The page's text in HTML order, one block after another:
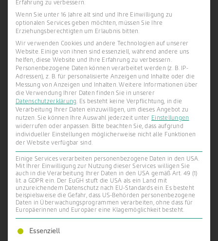
WALTER FRIES Business Talk Halbjahr 2023
WALTER FRIES GRUPPE
Halbjahresmeeting und Betriebsausflug 2023
Erfahrung zu verbessern.
Wenn Sie unter 16 Jahre alt sind und Ihre Einwilligung zu
optionalen Services geben möchten, müssen Sie Ihre
Erziehungsberechtigten um Erlaubnis bitten.
Wir verwenden Cookies und andere Technologien auf unserer
Website. Einige von ihnen sind essenziell, während andere uns
helfen, diese Website und Ihre Erfahrung zu verbessern.
Personenbezogene Daten können verarbeitet werden (z. B. IP-
Adressen), z. B. für personalisierte Anzeigen und Inhalte oder die
Messung von Anzeigen und Inhalten. Weitere Informationen über
die Verwendung Ihrer Daten finden Sie in unserer
Datenschutzerklärung. Es besteht keine Verpflichtung, in die
Verarbeitung Ihrer Daten einzuwilligen, um dieses Angebot zu
nutzen. Sie können Ihre Auswahl jederzeit unter Einstellungen
widerrufen oder anpassen. Bitte beachten Sie, dass aufgrund
individueller Einstellungen möglicherweise nicht alle Funktionen
der Website verfügbar sind.
Einige Services verarbeiten personenbezogene Daten in den USA.
Mit Ihrer Einwilligung zur Nutzung dieser Services willigen Sie
auch in die Verarbeitung Ihrer Daten in den USA gemäß Art. 49 (1)
lit. a GDPR ein. Der EuGH stuft die USA als ein Land mit
unzureichendem Datenschutz nach EU-Standards ein. Es besteht
beispielsweise die Gefahr, dass US-Behörden personenbezogene
Daten in Überwachungsprogrammen verarbeiten, ohne dass für
Europäerinnen und Europäer eine Klagemöglichkeit besteht.
Es folgt eine Liste der Service-Gruppen, für die
Essenziell